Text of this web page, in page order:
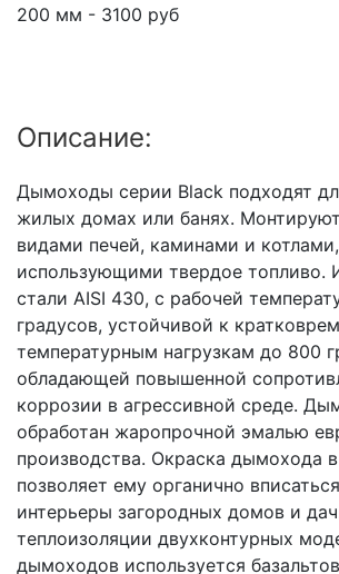
200 мм - 3100 руб
Описание:
Дымоходы серии Black подходят
жилых домах или банях.
видами печей, каминами и котлами,
использующими твердое топливо.
стали AISI 430, с рабочей
градусов, устойчивой к
температурным нагрузкам до 800
обладающей повышенной
коррозии в агрессивной среде.
обработан жаропрочной эмалью
производства. Окраска дымохода
позволяет ему органично
интерьеры загородных домов и
теплоизоляции двухконтурных
дымоходов используется